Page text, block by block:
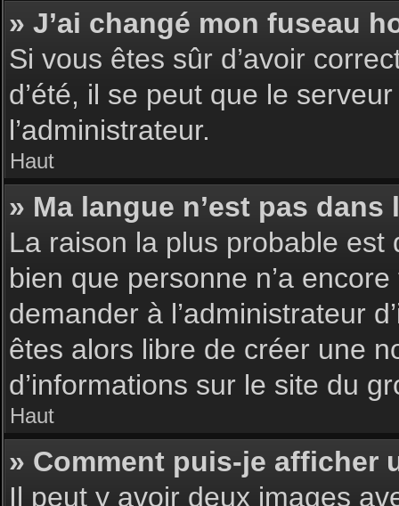
» J’ai changé mon fuseau
Si vous êtes sûr d’avoir
d’été, il se peut que le
l’administrateur.
Haut
» Ma langue n’est pas dans
La raison la plus probable est
bien que personne n’a
demander à l’administrateur
êtes alors libre de créer une
d’informations sur le site du
Haut
» Comment puis-je afficher
Il peut y avoir deux images